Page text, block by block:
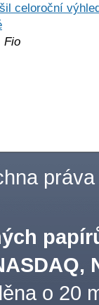
celoroční
Fio
práva
o 20